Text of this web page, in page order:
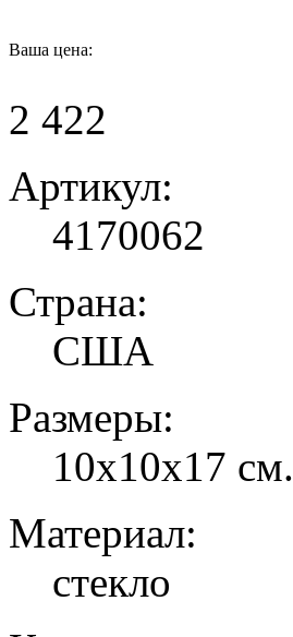
Ваша цена:
2 422
Артикул:
4170062
Страна:
США
Размеры:
10х10х17 см.
Материал:
стекло